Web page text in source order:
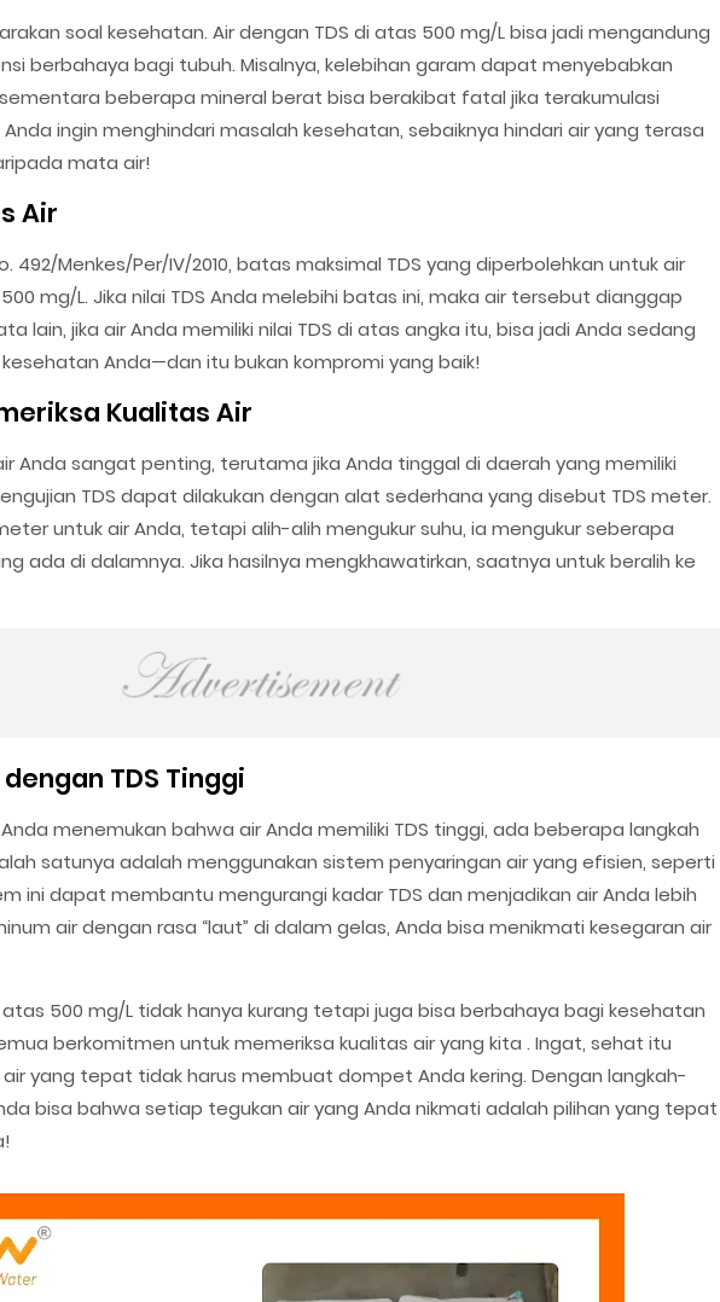
soal kesehatan. Air dengan TDS di atas 500 mg/L bisa jadi mengandung
berbahaya bagi tubuh. Misalnya, kelebihan garam dapat menyebabkan
beberapa mineral berat bisa berakibat fatal jika terakumulasi
ingin menghindari masalah kesehatan, sebaiknya hindari air yang terasa
mata air!
Air
492/Menkes/Per/IV/2010, batas maksimal TDS yang diperbolehkan untuk air
mg/L. Jika nilai TDS Anda melebihi batas ini, maka air tersebut dianggap
lain, jika air Anda memiliki nilai TDS di atas angka itu, bisa jadi Anda sedang
Anda—dan itu bukan kompromi yang baik!
Kualitas Air
Anda sangat penting, terutama jika Anda tinggal di daerah yang memiliki
TDS dapat dilakukan dengan alat sederhana yang disebut TDS meter.
untuk air Anda, tetapi alih-alih mengukur suhu, ia mengukur seberapa
ada di dalamnya. Jika hasilnya mengkhawatirkan, saatnya untuk beralih ke
TDS Tinggi
menemukan bahwa air Anda memiliki TDS tinggi, ada beberapa langkah
satunya adalah menggunakan sistem penyaringan air yang efisien, seperti
ini dapat membantu mengurangi kadar TDS dan menjadikan air Anda lebih
air dengan rasa “laut” di dalam gelas, Anda bisa menikmati kesegaran air
atas 500 mg/L tidak hanya kurang tetapi juga bisa berbahaya bagi kesehatan
berkomitmen untuk memeriksa kualitas air yang kita . Ingat, sehat itu
yang tepat tidak harus membuat dompet Anda kering. Dengan langkah-
bisa bahwa setiap tegukan air yang Anda nikmati adalah pilihan yang tepat